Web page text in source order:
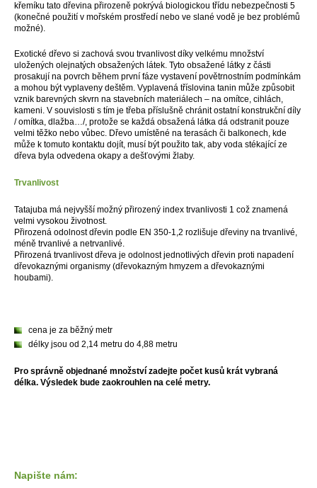
křemíku tato dřevina přirozeně pokrývá biologickou třídu nebezpečnosti 5
(konečné použití v mořském prostředí nebo ve slané vodě je bez problémů
možné).
Exotické dřevo si zachová svou trvanlivost díky velkému množství
uložených olejnatých obsažených látek. Tyto obsažené látky z části
prosakují na povrch během první fáze vystavení povětrnostním podmínkám
a mohou být vyplaveny deštěm. Vyplavená tříslovina tanin může způsobit
vznik barevných skvrn na stavebních materiálech – na omítce, cihlách,
kameni. V souvislosti s tím je třeba příslušně chránit ostatní konstrukční díly
/ omítka, dlažba…/, protože se každá obsažená látka dá odstranit pouze
velmi těžko nebo vůbec. Dřevo umístěné na terasách či balkonech, kde
může k tomuto kontaktu dojít, musí být použito tak, aby voda stékající ze
dřeva byla odvedena okapy a dešťovými žlaby.
Trvanlivost
Tatajuba má nejvyšší možný přirozený index trvanlivosti 1 což znamená
velmi vysokou životnost.
Přirozená odolnost dřevin podle EN 350-1,2 rozlišuje dřeviny na trvanlivé,
méně trvanlivé a netrvanlivé.
Přirozená trvanlivost dřeva je odolnost jednotlivých dřevin proti napadení
dřevokaznými organismy (dřevokazným hmyzem a dřevokaznými
houbami).
cena je za běžný metr
délky jsou od 2,14 metru do 4,88 metru
Pro správně objednané množství zadejte počet kusů krát vybraná
délka. Výsledek bude zaokrouhlen na celé metry.
Napište nám: